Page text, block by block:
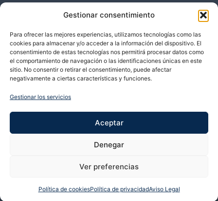
Gestionar consentimiento
Para ofrecer las mejores experiencias, utilizamos tecnologías como las
cookies para almacenar y/o acceder a la información del dispositivo. El
consentimiento de estas tecnologías nos permitirá procesar datos como
el comportamiento de navegación o las identificaciones únicas en este
sitio. No consentir o retirar el consentimiento, puede afectar
negativamente a ciertas características y funciones.
Gestionar los servicios
Aceptar
Denegar
Ver preferencias
Política de cookiesPolítica de privacidadAviso Legal
Política de cookies (UE)
Boletín de noticias
¡¡Suscríbete y prometemos no dar mucho el
Te enviaremos sólo cosas importantes.
Copyright © 2026 VP Vicente Perez | Desarrollado por Bubango Networks